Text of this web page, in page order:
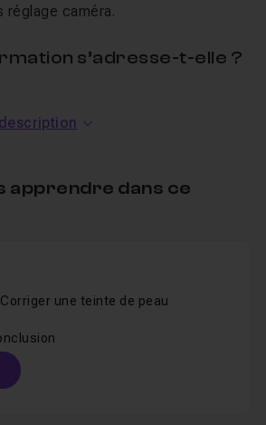
réglage caméra.
s’adresse-t-elle ?
et souhaitez apprendre à
suivre ce cours
versions plus anciennes mais je
CC). Vous pourrez ainsi reproduire
proposé et tester vos
apprendre dans ce
Corriger une teinte de peau